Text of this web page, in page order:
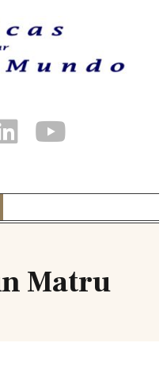
Matru